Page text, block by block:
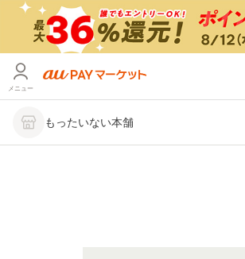
メニュー
もったいない本舗